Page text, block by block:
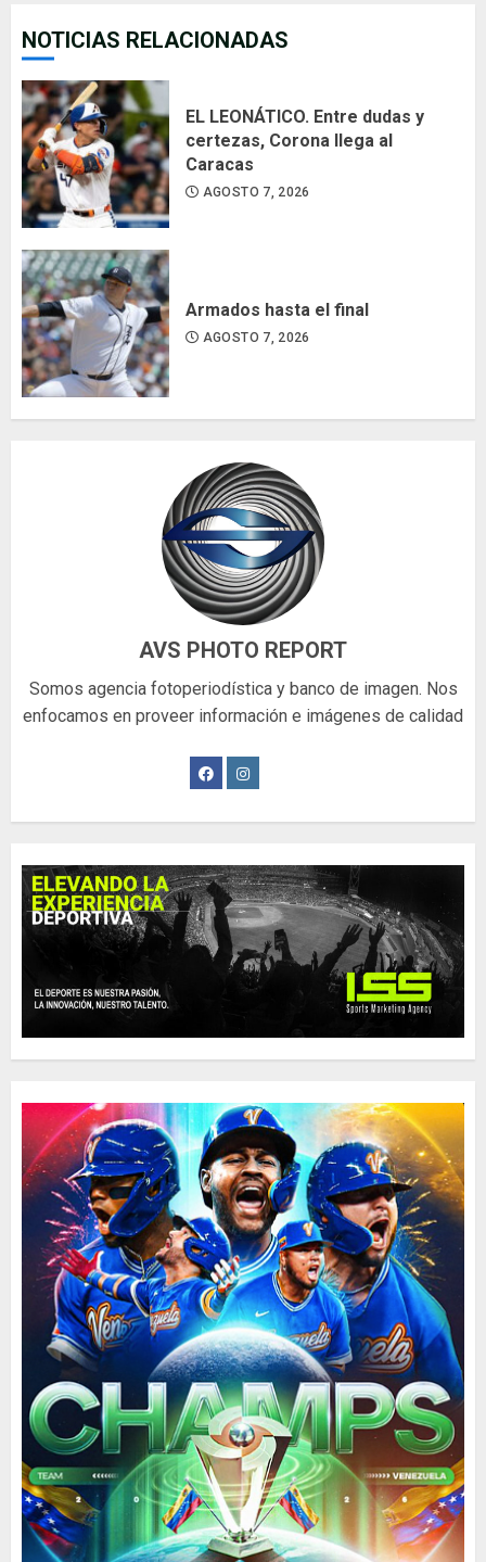
NOTICIAS RELACIONADAS
EL LEONÁTICO. Entre dudas y
certezas, Corona llega al
Caracas
AGOSTO 7, 2026
Armados hasta el final
AGOSTO 7, 2026
AVS PHOTO REPORT
Somos agencia fotoperiodística y banco de imagen. Nos
enfocamos en proveer información e imágenes de calidad